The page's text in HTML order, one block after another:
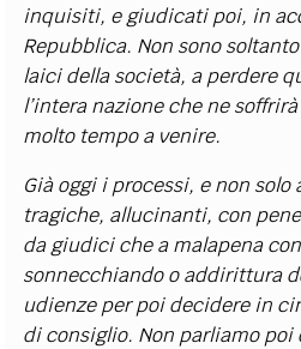
inquisiti, e giudicati poi, in
Repubblica. Non sono
laici della società, a perdere
l’intera nazione che ne
molto tempo a venire.
Già oggi i processi, e non solo
tragiche, allucinanti, con
da giudici che a malapena
sonnecchiando o addirittura
udienze per poi decidere in
di consiglio. Non parliamo